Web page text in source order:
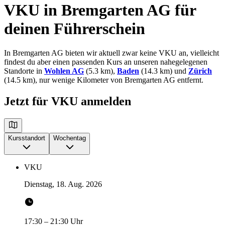
VKU in Bremgarten AG für
deinen Führerschein
In Bremgarten AG bieten wir aktuell zwar keine VKU an, vielleicht
findest du aber einen passenden Kurs an unseren nahegelegenen
Standorte in Wohlen AG (5.3 km), Baden (14.3 km) und Zürich
(14.5 km), nur wenige Kilometer von Bremgarten AG entfernt.
Jetzt für VKU anmelden
Kursstandort Wochentag
VKU
Dienstag, 18. Aug. 2026
17:30 – 21:30 Uhr